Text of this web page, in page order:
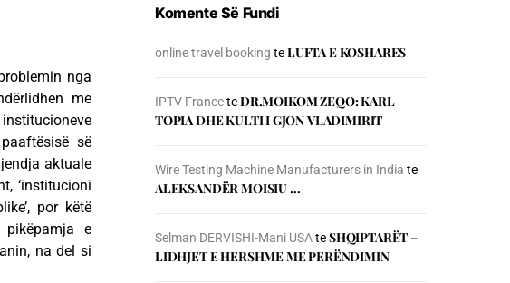
nga
me
së
aktuale
‘institucioni
por këtë
e
na del si
Komente Së Fundi
online travel booking teLUFTA E KOSHARES
IPTV FranceteDR.MOIKOM ZEQO: KARL
TOPIA DHE KULTI I GJON VLADIMIRIT
Wire Testing Machine Manufacturers in India te
ALEKSANDËR MOISIU …
Selman DERVISHI-Mani USAteSHQIPTARËT –
LIDHJET E HERSHME ME PERËNDIMIN